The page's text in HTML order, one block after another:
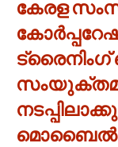
കേരള
മൊബൈൽ